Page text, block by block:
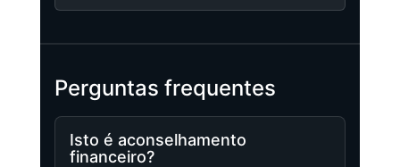
Perguntas frequentes
Isto é aconselhamento
financeiro?